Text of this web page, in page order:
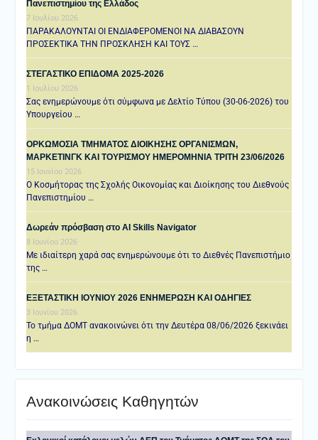
Πανεπιστημίου της Ελλάδος
7 Ιουλίου 2026
ΠΑΡΑΚΑΛΟΥΝΤΑΙ ΟΙ ΕΝΔΙΑΦΕΡΟΜΕΝΟΙ ΝΑ ΔΙΑΒΑΣΟΥΝ
ΠΡΟΣΕΚΤΙΚΑ ΤΗΝ ΠΡΟΣΚΛΗΣΗ ΚΑΙ ΤΟΥΣ …
ΣΤΕΓΑΣΤΙΚΟ ΕΠΙΔΟΜΑ 2025-2026
1 Ιουλίου 2026
Σας ενημερώνουμε ότι σύμφωνα με Δελτίο Τύπου (30-06-2026) του
Υπουργείου …
ΟΡΚΩΜΟΣΙΑ ΤΜΗΜΑΤΟΣ ΔΙΟΙΚΗΣΗΣ ΟΡΓΑΝΙΣΜΩΝ,
ΜΑΡΚΕΤΙΝΓΚ ΚΑΙ ΤΟΥΡΙΣΜΟΥ ΗΜΕΡΟΜΗΝΙΑ TΡΙΤΗ 23/06/2026
15 Ιουνίου 2026
Ο Κοσμήτορας της Σχολής Οικονομίας και Διοίκησης του Διεθνούς
Πανεπιστημίου …
Δωρεάν πρόσβαση στο AI Skills Navigator
8 Ιουνίου 2026
Με ιδιαίτερη χαρά σας ενημερώνουμε ότι το Διεθνές Πανεπιστήμιο
της …
ΕΞΕΤΑΣΤΙΚΗ IOYNIOY 2026 ΕΝΗΜΕΡΩΣΗ ΚΑΙ ΟΔΗΓΙΕΣ
3 Ιουνίου 2026
Το τμήμα ΔΟΜΤ ανακοινώνει ότι την Δευτέρα 08/06/2026 ξεκινάει
η …
Ανακοινώσεις Καθηγητών